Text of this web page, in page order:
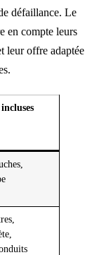
défaillance. Le
en compte leurs
leur offre adaptée